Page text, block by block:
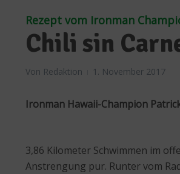
Rezept vom Ironman
Chili sin
Von Redaktion 1. November 2017
Ironman Hawaii-Champion
3,86 Kilometer Schwimmen im
Anstrengung pur. Runter vom